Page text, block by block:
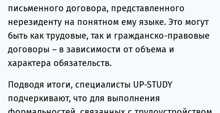
письменного договора, представленного
нерезиденту на понятном ему языке. Это могут
быть как трудовые, так и гражданско-правовые
договоры – в зависимости от объема и
характера обязательств.
Подводя итоги, специалисты UP-STUDY
подчеркивают, что для выполнения